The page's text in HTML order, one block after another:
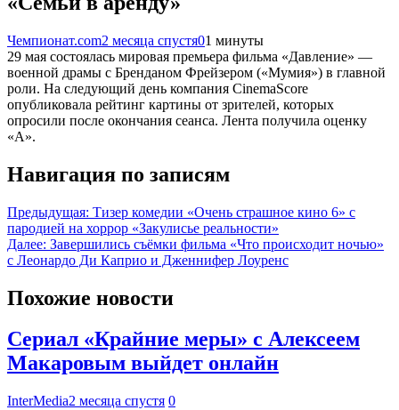
Чемпионат.com2 месяца спустя01 минуты
29 мая состоялась мировая премьера фильма «Давление» —
военной драмы с Бренданом Фрейзером («Мумия») в главной
роли. На следующий день компания CinemaScore
опубликовала рейтинг картины от зрителей, которых
опросили после окончания сеанса. Лента получила оценку
«А».
Навигация по записям
Предыдущая: Тизер комедии «Очень страшное кино 6» с
пародией на хоррор «Закулисье реальности»
Далее: Завершились съёмки фильма «Что происходит ночью»
с Леонардо Ди Каприо и Дженнифер Лоуренс
Похожие новости
Сериал «Крайние меры» с Алексеем
Макаровым выйдет онлайн
InterMedia2 месяца спустя 0